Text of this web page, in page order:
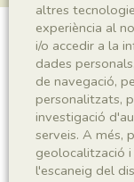
Sigla
MSE 189
altres
experiència al
i/o accedir a la
dades
de navegació,
personalitzats,
investigació
serveis. A més,
geolocalització
l'escaneig del